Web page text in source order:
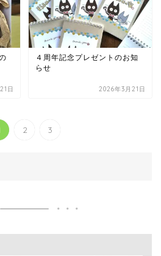
日
４周年記念プレゼントのお知
らせ
2026年3月21日
2 3